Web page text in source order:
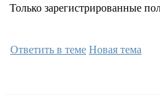
Только зарегистрированные
Ответить в теме Новая тема